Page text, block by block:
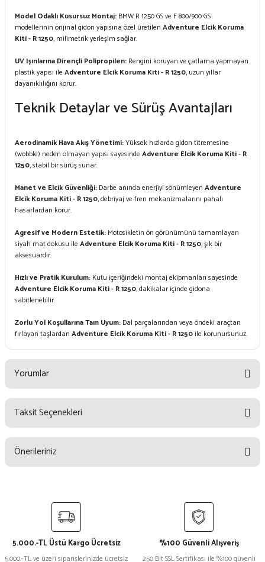
Model Odaklı Kusursuz Montaj: BMW R 1250 GS ve F 800/900 GS
modellerinin orijinal gidon yapısına özel üretilen Adventure Elcik Koruma
Kiti - R 1250, milimetrik yerleşim sağlar.
UV Işınlarına Dirençli Polipropilen: Rengini koruyan ve çatlama yapmayan
plastik yapısı ile Adventure Elcik Koruma Kiti - R 1250, uzun yıllar
dayanıklılığını korur.
Teknik Detaylar ve Sürüş Avantajları
Aerodinamik Hava Akış Yönetimi:Yüksek hızlarda gidon titremesine
(wobble) neden olmayan yapısı sayesinde Adventure Elcik Koruma Kiti - R
1250, stabil bir sürüş sunar.
Manet ve Elcik Güvenliği: Darbe anında enerjiyi sönümleyen Adventure
Elcik Koruma Kiti - R 1250, debriyaj ve fren mekanizmalarını pahalı
hasarlardan korur.
Agresif ve Modern Estetik: Motosikletin ön görünümünü tamamlayan
siyah mat dokusu ile Adventure Elcik Koruma Kiti - R 1250, şık bir
aksesuardır.
Hızlı ve Pratik Kurulum: Kutu içeriğindeki montaj ekipmanları sayesinde
Adventure Elcik Koruma Kiti - R 1250, dakikalar içinde gidona
sabitlenebilir.
Zorlu Yol Koşullarına Tam Uyum: Dal parçalarından veya öndeki araçtan
fırlayan taşlardan Adventure Elcik Koruma Kiti - R 1250ile korunursunuz.
Yorumlar
Yorum Yaz
Taksit Seçenekleri
Önerileriniz
yetersiz gördüğünüz noktaları öneri formunu kullanarak tarafımıza
Görüş ve önerileriniz için teşekkür ederiz.
Ürün resmi kalitesiz, bozuk veya görüntülenemiyor.
5.000.-TL Üstü Kargo Ücretsiz
5.000.-TL ve üzeri siparişlerinizde ücretsiz
%100 Güvenli Alışveriş
250 Bit SSL Sertifikası ile %100 güvenli